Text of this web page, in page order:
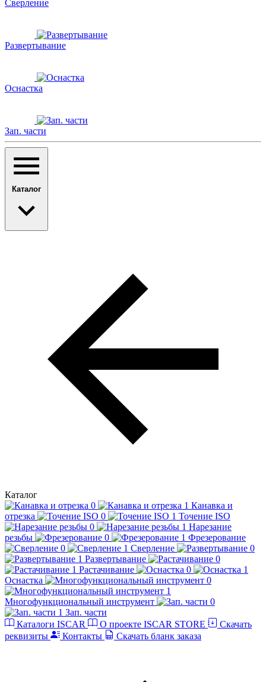
Сверление
Развертывание
Оснастка
Зап. части
Каталог
Каталог
Канавка и
отрезка
Точение ISO
Нарезание
резьбы
Фрезерование
Сверление
Развертывание
Растачивание
Оснастка
Многофункциональный инструмент
Зап. части
Каталоги ISCAR
О проекте ISCAR STORE
Скачать
реквизиты
Контакты Скачать бланк заказа